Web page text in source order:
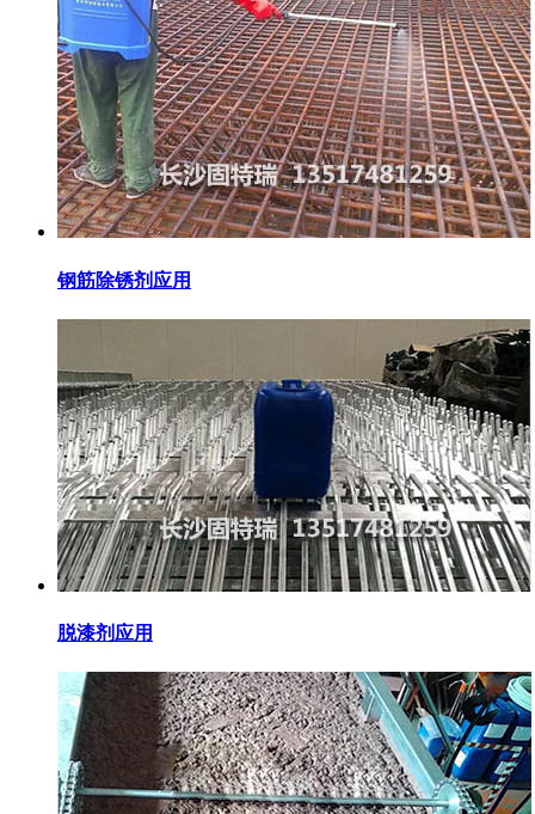
钢筋除锈剂应用
脱漆剂应用